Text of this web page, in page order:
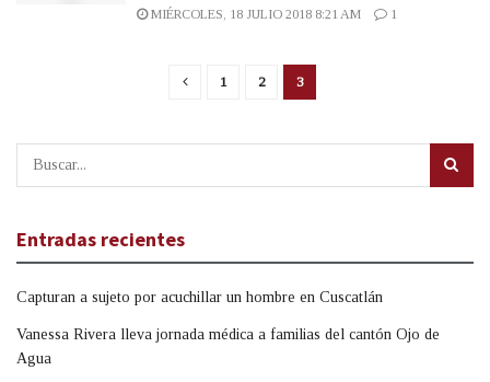
MIÉRCOLES, 18 JULIO 2018 8:21 AM
1
1 2 3
Entradas recientes
Capturan a sujeto por acuchillar un hombre en Cuscatlán
Vanessa Rivera lleva jornada médica a familias del cantón Ojo de
Agua